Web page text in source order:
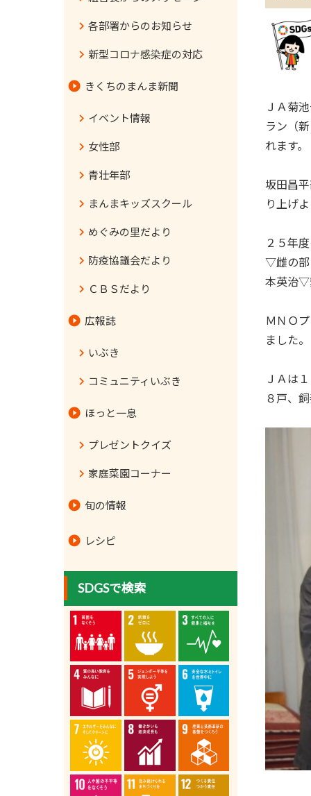
ＪＡ菊
ラン（
れます。
坂田昌
り上げ
２５年
▽雌の部
本英治▽
ＭＮＯ
ました。
ＪＡは
８戸、
各部署からのお知らせ
新型コロナ感染症の対応
きくちのまんま新聞
イベント情報
女性部
青壮年部
まんまキッズスクール
めぐみの里だより
防疫協議会だより
ＣＢＳだより
広報誌
いぶき
コミュニティいぶき
ほっと一息
プレゼントクイズ
家庭菜園コーナー
旬の情報
レシピ
SDGSで検索